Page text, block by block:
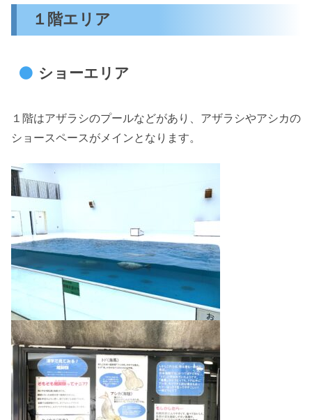
１階エリア
ショーエリア
１階はアザラシのプールなどがあり、アザラシやアシカの
ショースペースがメインとなります。